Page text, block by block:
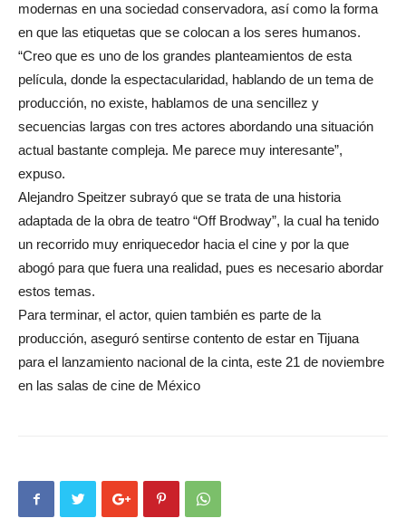
modernas en una sociedad conservadora, así como la forma
en que las etiquetas que se colocan a los seres humanos.
“Creo que es uno de los grandes planteamientos de esta
película, donde la espectacularidad, hablando de un tema de
producción, no existe, hablamos de una sencillez y
secuencias largas con tres actores abordando una situación
actual bastante compleja. Me parece muy interesante”,
expuso.
Alejandro Speitzer subrayó que se trata de una historia
adaptada de la obra de teatro “Off Brodway”, la cual ha tenido
un recorrido muy enriquecedor hacia el cine y por la que
abogó para que fuera una realidad, pues es necesario abordar
estos temas.
Para terminar, el actor, quien también es parte de la
producción, aseguró sentirse contento de estar en Tijuana
para el lanzamiento nacional de la cinta, este 21 de noviembre
en las salas de cine de México